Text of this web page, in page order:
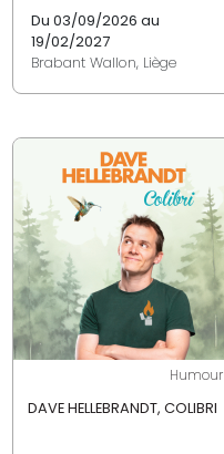
Du 03/09/2026 au
19/02/2027
Brabant Wallon, Liège
Humour
DAVE HELLEBRANDT, COLIBRI